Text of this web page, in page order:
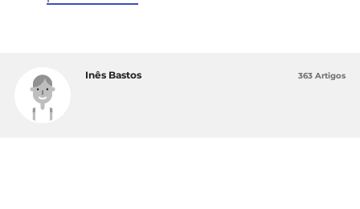
Inês Bastos 363 Artigos